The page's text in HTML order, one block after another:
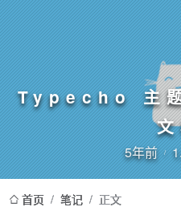
Typecho 主
5年前
首页 / 笔记 / 正文